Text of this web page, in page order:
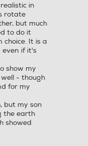
in
rotate
but much
to do it
choice. It is a
if it's
show my
- though
for my
but my son
the earth
showed